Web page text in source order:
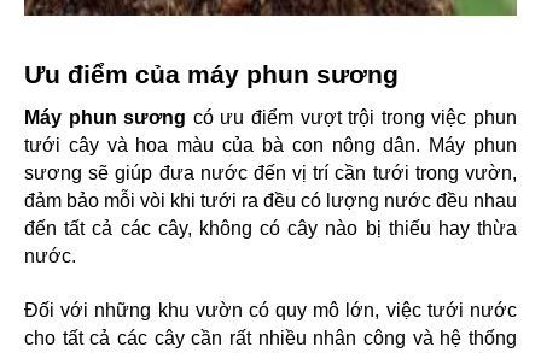
Ưu điểm của máy phun sương
Máy phun sương có ưu điểm vượt trội trong việc phun
tưới cây và hoa màu của bà con nông dân. Máy phun
sương sẽ giúp đưa nước đến vị trí cần tưới trong vườn,
đảm bảo mỗi vòi khi tưới ra đều có lượng nước đều nhau
đến tất cả các cây, không có cây nào bị thiếu hay thừa
nước.
Đối với những khu vườn có quy mô lớn, việc tưới nước
cho tất cả các cây cần rất nhiều nhân công và hệ thống